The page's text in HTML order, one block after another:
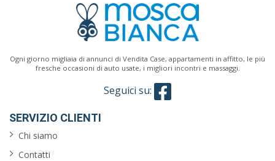
Ogni giorno migliaia di annunci di Vendita Case, appartamenti in affitto, le più
fresche occasioni di auto usate, i migliori incontri e massaggi.
Seguici su:
SERVIZIO CLIENTI
Chi siamo
Contatti